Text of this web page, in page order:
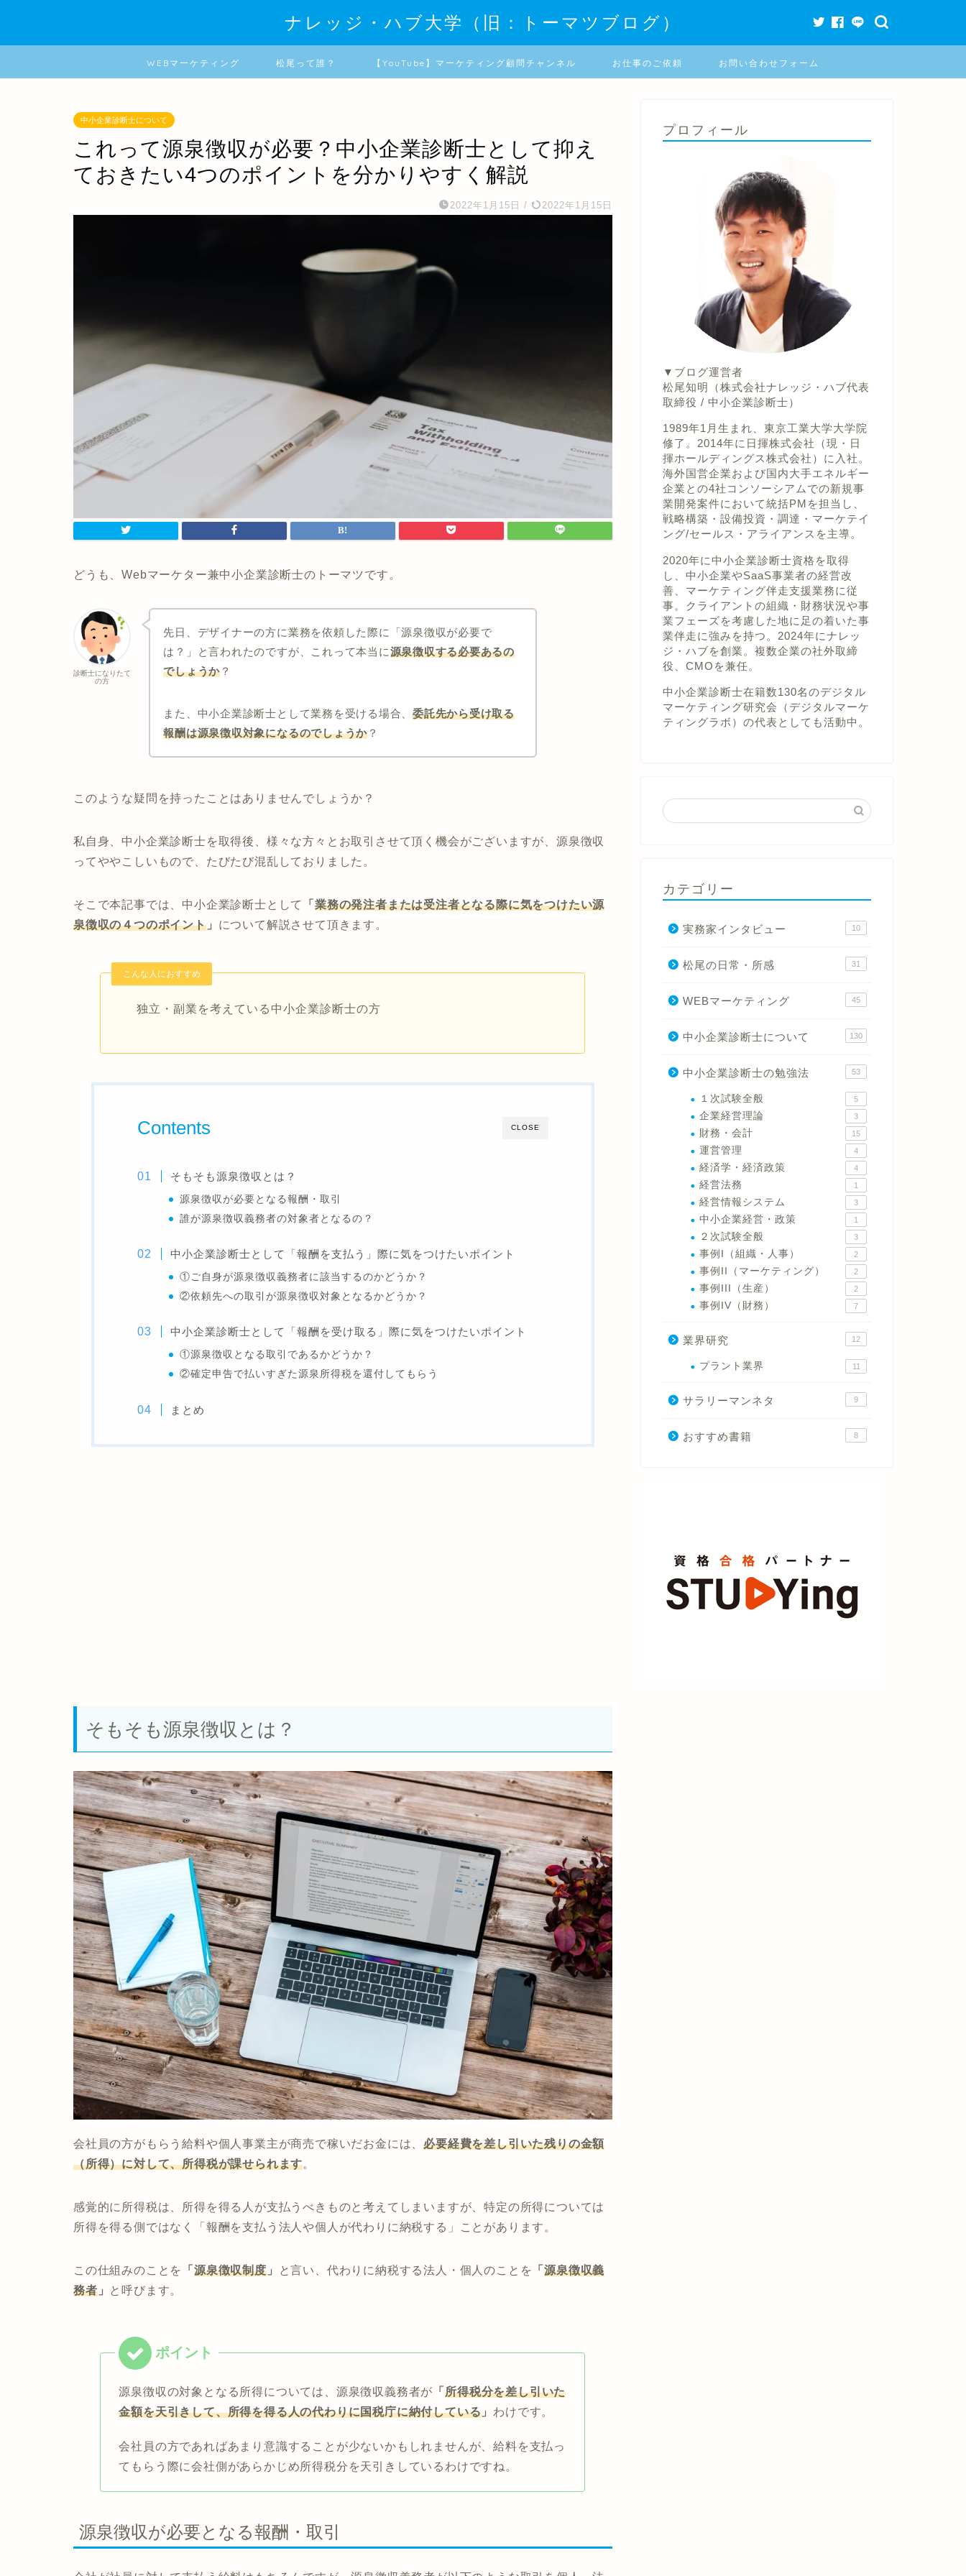
ナレッジ・ハブ大学（旧：トーマツブログ）
WEBマーケティング 松尾って誰？ 【YouTube】マーケティング顧問チャンネル お仕事のご依頼 お問い合わせフォーム
中小企業診断士について
これって源泉徴収が必要？中小企業診断士として抑え
ておきたい4つのポイントを分かりやすく解説
2022年1月15日 / 2022年1月15日
どうも、Webマーケター兼中小企業診断士のトーマツです。
診断士になりたて
の方
先日、デザイナーの方に業務を依頼した際に「源泉徴収が必要で
は？」と言われたのですが、これって本当に源泉徴収する必要あるの
でしょうか ？
また、中小企業診断士として業務を受ける場合、委託先から受け取る
報酬は源泉徴収対象になるのでしょうか ？
このような疑問を持ったことはありませんでしょうか？
私自身、中小企業診断士を取得後、様々な方々とお取引させて頂く機会がございますが、源泉徴収
ってややこしいもので、たびたび混乱しておりました。
そこで本記事では、中小企業診断士として 「業務の発注者または受注者となる際に気をつけたい源
泉徴収の４つのポイント」 について解説させて頂きます。
こんな人におすすめ
独立・副業を考えている中小企業診断士の方
CLOSE
Contents
そもそも源泉徴収とは？
源泉徴収が必要となる報酬・取引
誰が源泉徴収義務者の対象者となるの？
中小企業診断士として「報酬を支払う」際に気をつけたいポイント
①ご自身が源泉徴収義務者に該当するのかどうか？
②依頼先への取引が源泉徴収対象となるかどうか？
中小企業診断士として「報酬を受け取る」際に気をつけたいポイント
①源泉徴収となる取引であるかどうか？
②確定申告で払いすぎた源泉所得税を還付してもらう
まとめ
そもそも源泉徴収とは？
会社員の方がもらう給料や個人事業主が商売で稼いだお金には、必要経費を差し引いた残りの金額
（所得）に対して、所得税が課せられます。
感覚的に所得税は、所得を得る人が支払うべきものと考えてしまいますが、特定の所得については
所得を得る側ではなく「報酬を支払う法人や個人が代わりに納税する」ことがあります。
この仕組みのことを 「源泉徴収制度」 と言い、代わりに納税する法人・個人のことを 「源泉徴収義
務者」 と呼びます。
源泉徴収の対象となる所得については、源泉徴収義務者が 「所得税分を差し引いた
金額を天引きして、所得を得る人の代わりに国税庁に納付している 」 わけです。
会社員の方であればあまり意識することが少ないかもしれませんが、給料を支払っ
てもらう際に会社側があらかじめ所得税分を天引きしているわけですね。
源泉徴収が必要となる報酬・取引
プロフィール
▼ブログ運営者
松尾知明（株式会社ナレッジ・ハブ代表
取締役 / 中小企業診断士）
1989年1月生まれ、東京工業大学大学院
修了。2014年に日揮株式会社（現・日
揮ホールディングス株式会社）に入社。
海外国営企業および国内大手エネルギー
企業との4社コンソーシアムでの新規事
業開発案件において統括PMを担当し、
戦略構築・設備投資・調達・マーケテイ
ング/セールス・アライアンスを主導。
2020年に中小企業診断士資格を取得
し、中小企業やSaaS事業者の経営改
善、マーケティング伴走支援業務に従
事。クライアントの組織・財務状況や事
業フェーズを考慮した地に足の着いた事
業伴走に強みを持つ。2024年にナレッ
ジ・ハブを創業。複数企業の社外取締
役、CMOを兼任。
中小企業診断士在籍数130名のデジタル
マーケティング研究会（デジタルマーケ
ティングラボ）の代表としても活動中。
カテゴリー
実務家インタビュー 10
松尾の日常・所感 31
WEBマーケティング 45
中小企業診断士について 130
中小企業診断士の勉強法 53
１次試験全般 5
企業経営理論 3
財務・会計 15
運営管理 4
経済学・経済政策 4
経営法務 1
経営情報システム 3
中小企業経営・政策 1
２次試験全般 3
事例I（組織・人事） 2
事例II（マーケティング） 2
事例III（生産） 2
事例IV（財務） 7
業界研究 12
プラント業界 11
サラリーマンネタ 9
おすすめ書籍 8